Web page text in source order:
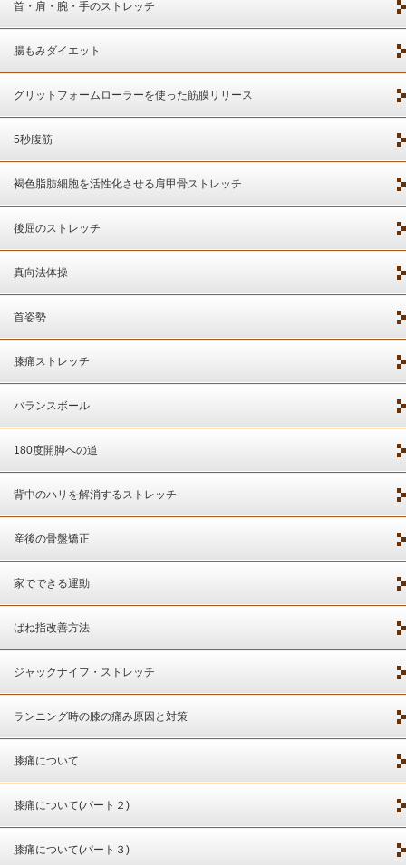
首・肩・腕・手のストレッチ
腸もみダイエット
グリットフォームローラーを使った筋膜リリース
5秒腹筋
褐色脂肪細胞を活性化させる肩甲骨ストレッチ
後屈のストレッチ
真向法体操
首姿勢
膝痛ストレッチ
バランスボール
180度開脚への道
背中のハリを解消するストレッチ
産後の骨盤矯正
家でできる運動
ばね指改善方法
ジャックナイフ・ストレッチ
ランニング時の膝の痛み原因と対策
膝痛について
膝痛について(パート２)
膝痛について(パート３)